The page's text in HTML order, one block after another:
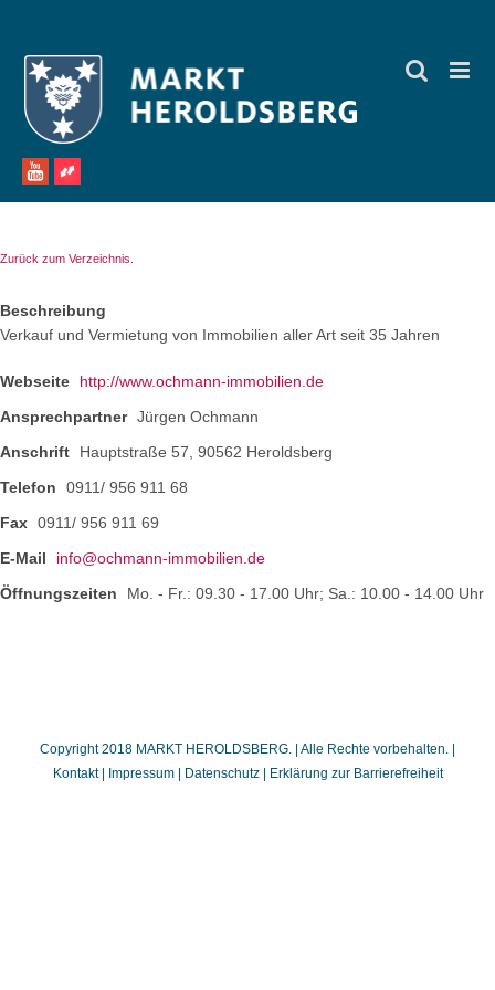
springen
Zurück zum Verzeichnis.
Beschreibung
Verkauf und Vermietung von Immobilien aller Art seit 35 Jahren
Webseite
http://www.ochmann-immobilien.de
Ansprechpartner Jürgen Ochmann
Anschrift
Hauptstraße 57, 90562 Heroldsberg
Telefon
0911/ 956 911 68
Fax 0911/ 956 911 69
E-Mail
info@ochmann-immobilien.de
Öffnungszeiten
Mo. - Fr.: 09.30 - 17.00 Uhr; Sa.: 10.00 - 14.00 Uhr
Copyright 2018 MARKT HEROLDSBERG. | Alle Rechte vorbehalten. |
Kontakt
Impressum| Datenschutz| Erklärung zur Barrierefreiheit